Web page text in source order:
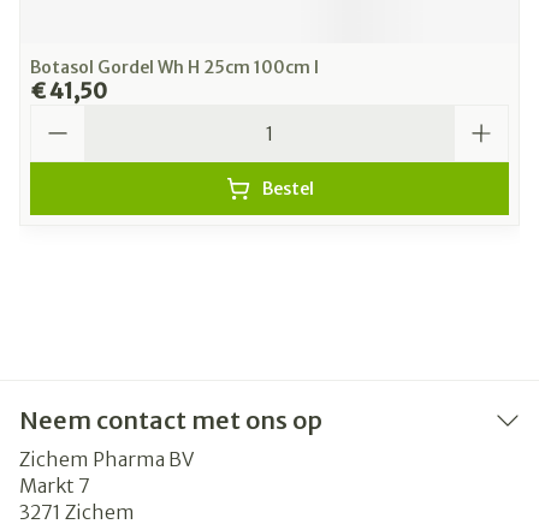
Botasol Gordel Wh H 25cm 100cm l
€ 41,50
Bestel
Neem contact met ons op
Zichem Pharma BV
Markt 7
3271 Zichem